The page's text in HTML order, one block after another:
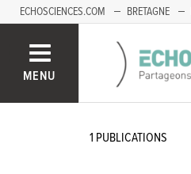
ECHOSCIENCES.COM BRETAGNE
MENU
1 PUBLICATIONS